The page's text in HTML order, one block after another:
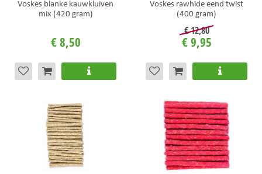
Voskes blanke kauwkluiven
mix (420 gram)
€8,50
Voskes rawhide eend twist
(400 gram)
€12,80
€9,95